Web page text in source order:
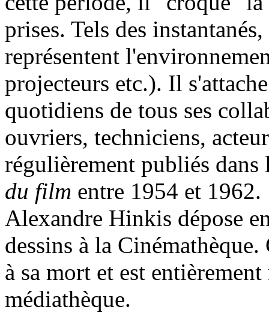
prises. Tels des
représentent
projecteurs etc.). Il
quotidiens de tous ses
ouvriers, techniciens,
régulièrement publiés
du film entre 1954 et 1962.
Alexandre Hinkis dépose
dessins à la
à sa mort et est
médiathèque.